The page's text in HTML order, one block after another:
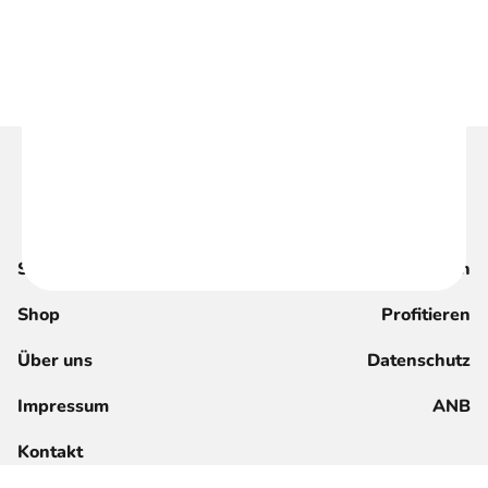
Suche
Magazin
Shop
Profitieren
Über uns
Datenschutz
Impressum
ANB
Kontakt